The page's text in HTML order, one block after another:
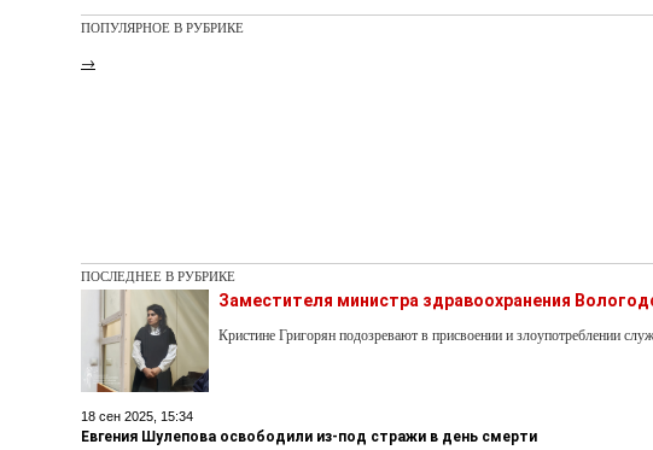
ПОПУЛЯРНОЕ В РУБРИКЕ
→
ПОСЛЕДНЕЕ В РУБРИКЕ
Заместителя министра здравоохранения
Кристине Григорян подозревают в присвоении и злоупотреблении
18 сен 2025, 15:34
Евгения Шулепова освободили из-под стражи в день смерти